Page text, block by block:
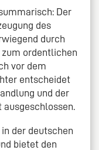
Der
des
durch
zum ordentlichen
vor dem
entscheidet
und der
der deutschen
bietet den